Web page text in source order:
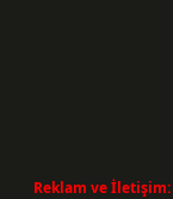
Reklam ve İletişim: